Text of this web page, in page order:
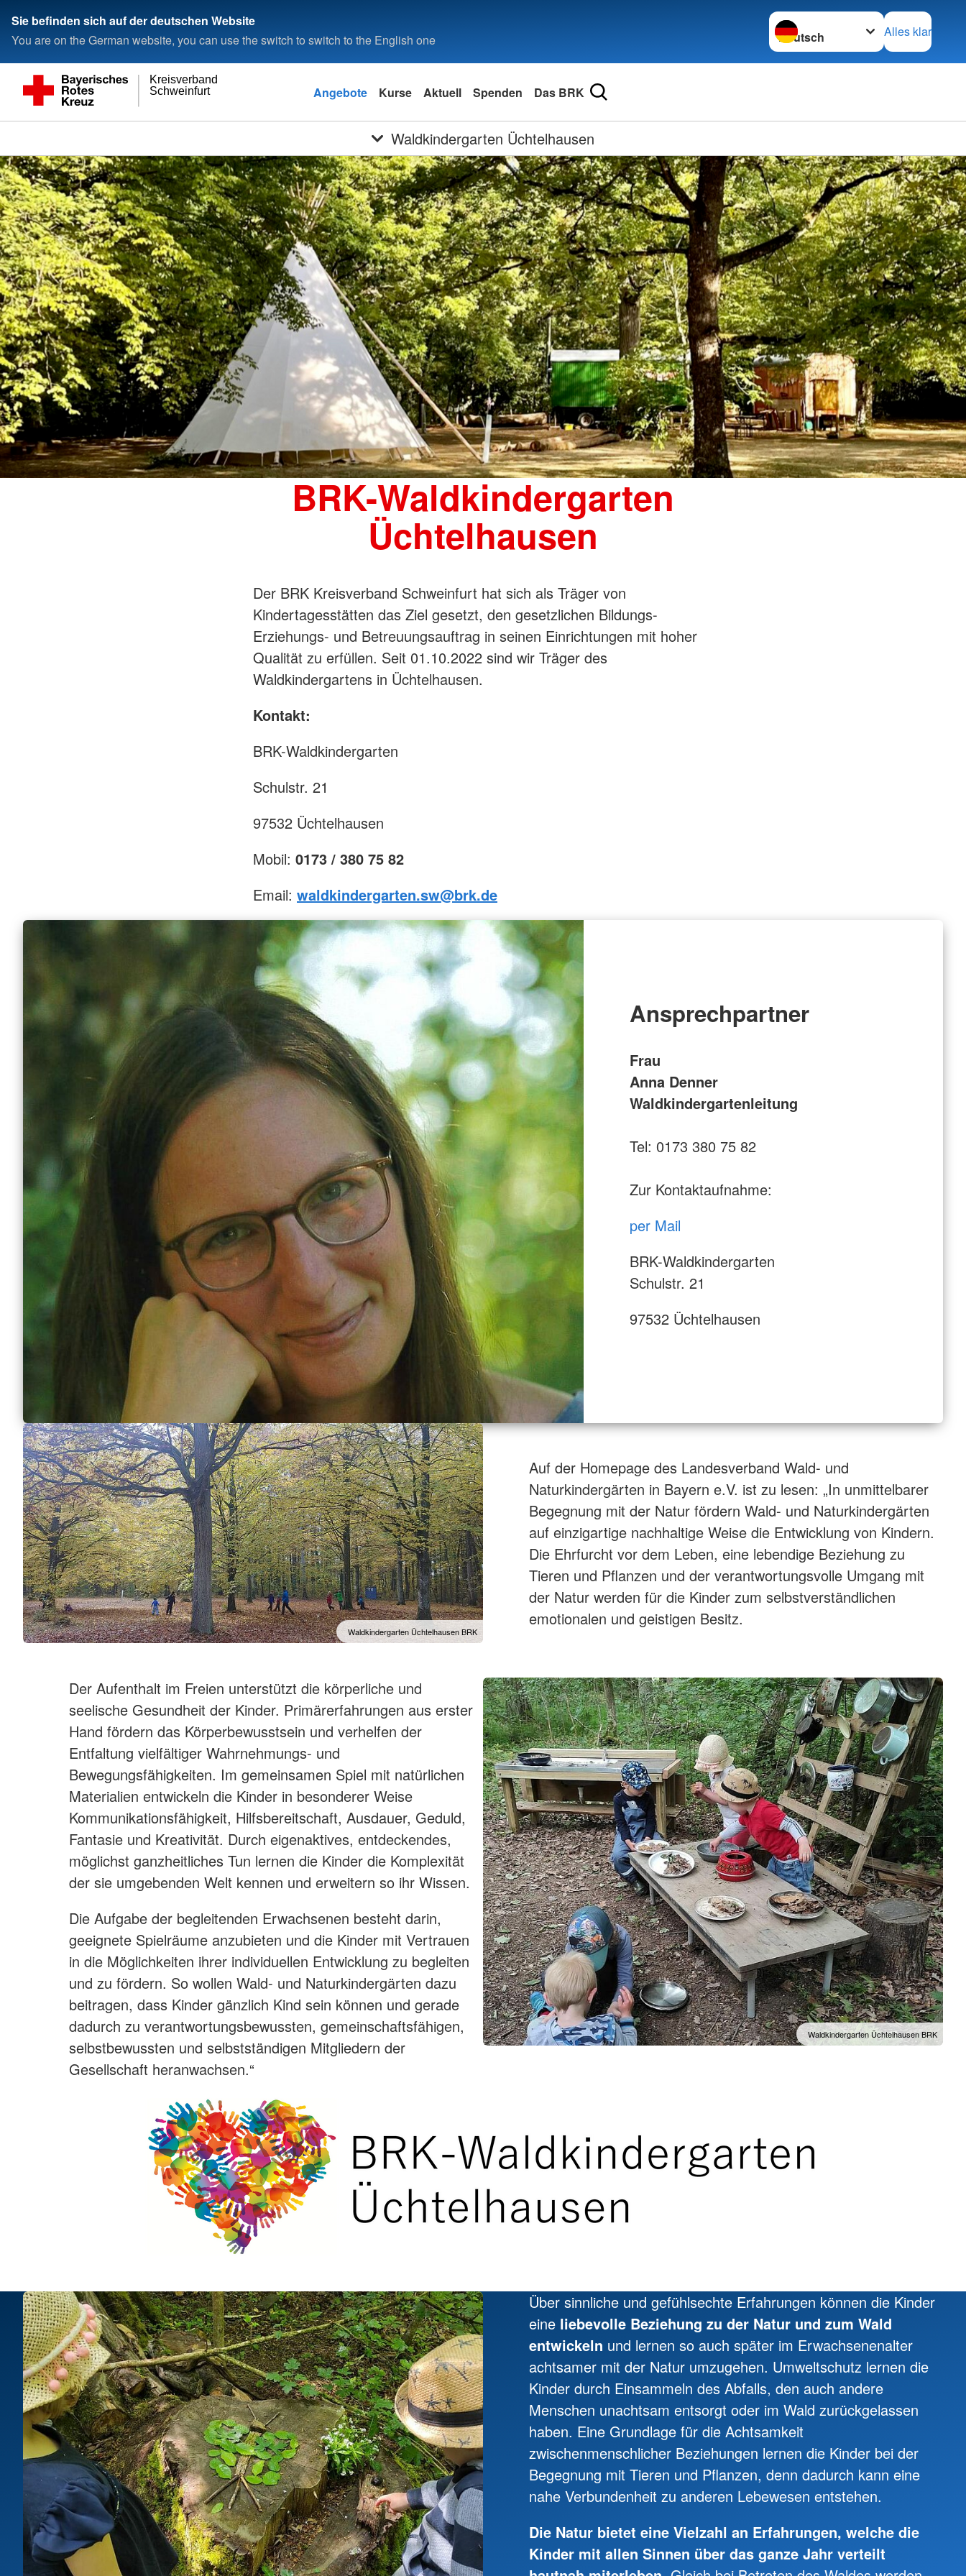
Sie befinden sich auf der deutschen Website
You are on the German website, you can use the switch to switch to the English one
Sprache wechseln zu
Alles klar
Schweinfurt
Kreisverband
Angebote Kurse Aktuell Spenden Das BRK
Waldkindergarten Üchtelhausen
BRK-Waldkindergarten
Üchtelhausen
Der BRK Kreisverband Schweinfurt hat sich als Träger von
Kindertagesstätten das Ziel gesetzt, den gesetzlichen Bildungs-
Erziehungs- und Betreuungsauftrag in seinen Einrichtungen mit hoher
Qualität zu erfüllen. Seit 01.10.2022 sind wir Träger des
Waldkindergartens in Üchtelhausen.
Kontakt:
BRK-Waldkindergarten
Schulstr. 21
97532 Üchtelhausen
Mobil: 0173 / 380 75 82
Email: waldkindergarten.sw@brk.de
Ansprechpartner
Frau
Anna Denner
Waldkindergartenleitung
Tel: 0173 380 75 82
Zur Kontaktaufnahme:
per Mail
BRK-Waldkindergarten
Schulstr. 21
97532 Üchtelhausen
Waldkindergarten Üchtelhausen BRK
Auf der Homepage des Landesverband Wald- und
Naturkindergärten in Bayern e.V. ist zu lesen: „In unmittelbarer
Begegnung mit der Natur fördern Wald- und Naturkindergärten
auf einzigartige nachhaltige Weise die Entwicklung von Kindern.
Die Ehrfurcht vor dem Leben, eine lebendige Beziehung zu
Tieren und Pflanzen und der verantwortungsvolle Umgang mit
der Natur werden für die Kinder zum selbstverständlichen
emotionalen und geistigen Besitz.
Waldkindergarten Üchtelhausen BRK
Der Aufenthalt im Freien unterstützt die körperliche und
seelische Gesundheit der Kinder. Primärerfahrungen aus erster
Hand fördern das Körperbewusstsein und verhelfen der
Entfaltung vielfältiger Wahrnehmungs- und
Bewegungsfähigkeiten. Im gemeinsamen Spiel mit natürlichen
Materialien entwickeln die Kinder in besonderer Weise
Kommunikationsfähigkeit, Hilfsbereitschaft, Ausdauer, Geduld,
Fantasie und Kreativität. Durch eigenaktives, entdeckendes,
möglichst ganzheitliches Tun lernen die Kinder die Komplexität
der sie umgebenden Welt kennen und erweitern so ihr Wissen.
Die Aufgabe der begleitenden Erwachsenen besteht darin,
geeignete Spielräume anzubieten und die Kinder mit Vertrauen
in die Möglichkeiten ihrer individuellen Entwicklung zu begleiten
und zu fördern. So wollen Wald- und Naturkindergärten dazu
beitragen, dass Kinder gänzlich Kind sein können und gerade
dadurch zu verantwortungsbewussten, gemeinschaftsfähigen,
selbstbewussten und selbstständigen Mitgliedern der
Gesellschaft heranwachsen.“
Über sinnliche und gefühlsechte Erfahrungen können die Kinder
eine liebevolle Beziehung zu der Natur und zum Wald
entwickeln und lernen so auch später im Erwachsenenalter
achtsamer mit der Natur umzugehen. Umweltschutz lernen die
Kinder durch Einsammeln des Abfalls, den auch andere
Menschen unachtsam entsorgt oder im Wald zurückgelassen
haben. Eine Grundlage für die Achtsamkeit
zwischenmenschlicher Beziehungen lernen die Kinder bei der
Begegnung mit Tieren und Pflanzen, denn dadurch kann eine
nahe Verbundenheit zu anderen Lebewesen entstehen.
Die Natur bietet eine Vielzahl an Erfahrungen, welche die
Kinder mit allen Sinnen über das ganze Jahr verteilt